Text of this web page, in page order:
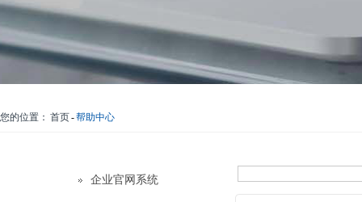
您的位置： 首页-帮助中心
企业官网系统